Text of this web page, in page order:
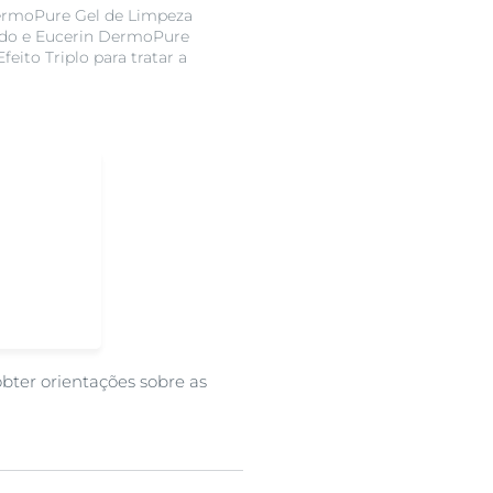
Gel de Limpeza
e Eucerin DermoPure
Triplo para tratar a
orientações sobre as